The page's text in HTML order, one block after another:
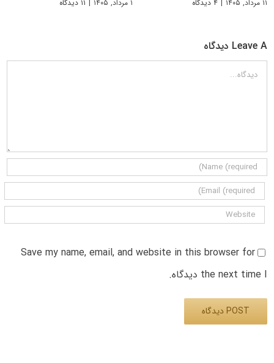
۱۱ مرداد, ۱۴۰۵ | ۴ دیدگاه ۱ مرداد, ۱۴۰۵ | ۱۱ دیدگاه
Leave A دیدگاه
دیدگاه
Save my name, email, and website in this browser for
the next time I دیدگاه.